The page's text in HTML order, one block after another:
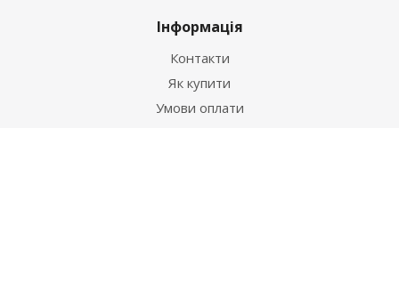
Інформація
Контакти
Як купити
Умови оплати